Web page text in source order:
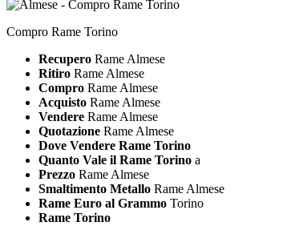
Compro Rame Torino
Recupero Rame Almese
Ritiro Rame Almese
Compro Rame Almese
Acquisto Rame Almese
Vendere Rame Almese
Quotazione Rame Almese
Dove Vendere Rame Torino
Quanto Vale il Rame Torino a
Prezzo Rame Almese
Smaltimento Metallo Rame Almese
Rame Euro al Grammo Torino
Rame Torino